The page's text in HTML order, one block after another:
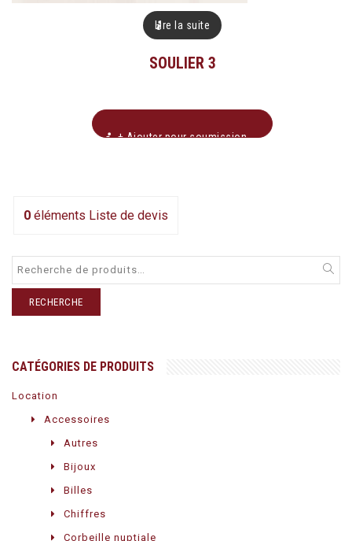
Lire la suite
SOULIER 3
+ Ajouter pour soumission
0 éléments Liste de devis
RECHERCHE
CATÉGORIES DE PRODUITS
Location
Accessoires
Autres
Bijoux
Billes
Chiffres
Corbeille nuptiale